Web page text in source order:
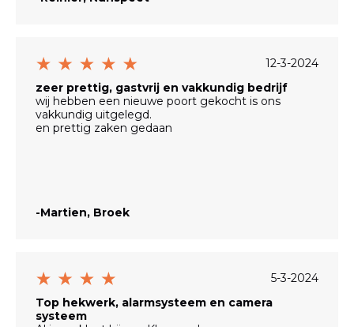
12-3-2024
zeer prettig, gastvrij en vakkundig bedrijf
wij hebben een nieuwe poort gekocht is ons
vakkundig uitgelegd.
en prettig zaken gedaan
-Martien, Broek
5-3-2024
Top hekwerk, alarmsysteem en camera
systeem